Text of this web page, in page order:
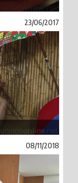
23/06/2017
08/11/2018